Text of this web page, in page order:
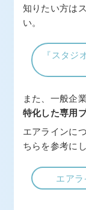
知りたい方は
い。
『スタジ
また、一般企
特化した専用
エアラインに
ちらを参考に
エア